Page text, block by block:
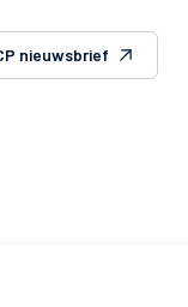
nieuwsbrief